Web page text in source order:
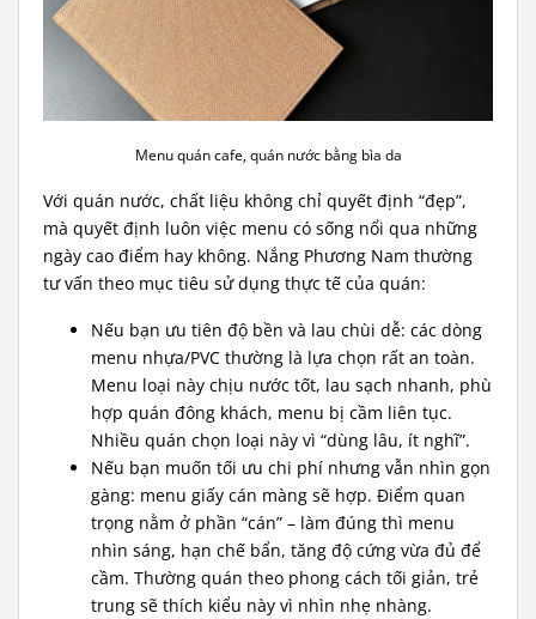
Menu quán cafe, quán nước bằng bìa da
Với quán nước, chất liệu không chỉ quyết định “đẹp”,
mà quyết định luôn việc menu có sống nổi qua những
ngày cao điểm hay không. Nắng Phương Nam thường
tư vấn theo mục tiêu sử dụng thực tế của quán:
Nếu bạn ưu tiên độ bền và lau chùi dễ: các dòng
menu nhựa/PVC thường là lựa chọn rất an toàn.
Menu loại này chịu nước tốt, lau sạch nhanh, phù
hợp quán đông khách, menu bị cầm liên tục.
Nhiều quán chọn loại này vì “dùng lâu, ít nghĩ”.
Nếu bạn muốn tối ưu chi phí nhưng vẫn nhìn gọn
gàng: menu giấy cán màng sẽ hợp. Điểm quan
trọng nằm ở phần “cán” – làm đúng thì menu
nhìn sáng, hạn chế bẩn, tăng độ cứng vừa đủ để
cầm. Thường quán theo phong cách tối giản, trẻ
trung sẽ thích kiểu này vì nhìn nhẹ nhàng.